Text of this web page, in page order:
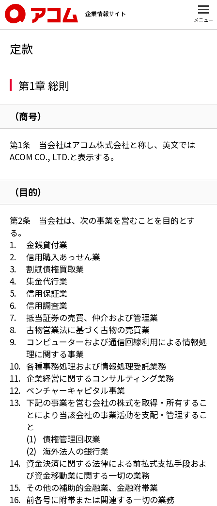
企業情報サイト
メニュー
定款
第1章 総則
（商号）
第1条 当会社はアコム株式会社と称し、英文では
ACOM CO., LTD.と表示する。
（目的）
第2条 当会社は、次の事業を営むことを目的とす
る。
金銭貸付業
信用購入あっせん業
割賦債権買取業
集金代行業
信用保証業
信用調査業
抵当証券の売買、仲介および管理業
古物営業法に基づく古物の売買業
コンピューターおよび通信回線利用による情報処
理に関する事業
各種事務処理および情報処理受託業務
企業経営に関するコンサルティング業務
ベンチャーキャピタル事業
下記の事業を営む会社の株式を取得・所有するこ
とにより当該会社の事業活動を支配・管理するこ
と
債権管理回収業
海外法人の銀行業
資金決済に関する法律による前払式支払手段およ
び資金移動業に関する一切の業務
その他の補助的金融業、金融附帯業
前各号に附帯または関連する一切の業務